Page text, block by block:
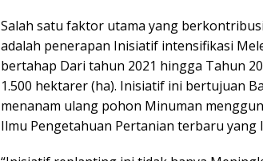
Salah satu faktor utama yang
adalah penerapan Inisiatif intensifikasi
bertahap Dari tahun 2021 hingga Tahun
1.500 hektarer (ha). Inisiatif ini bertujuan
menanam ulang pohon Minuman
Ilmu Pengetahuan Pertanian terbaru yang